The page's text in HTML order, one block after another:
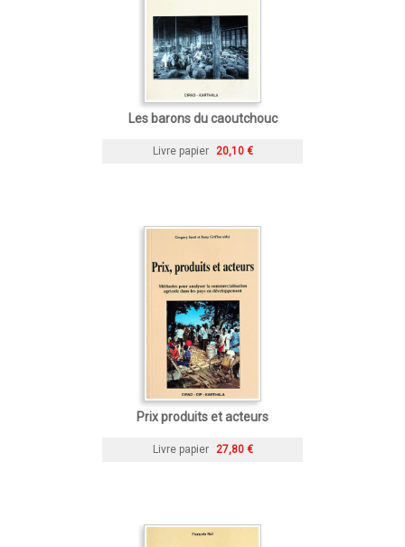
Les barons du caoutchouc
Livre papier 20,10 €
Prix produits et acteurs
Livre papier 27,80 €